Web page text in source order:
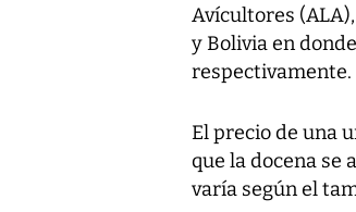
Avícultores
y Bolivia en
respectivamente.
El precio de una
que la docena se
varía según el